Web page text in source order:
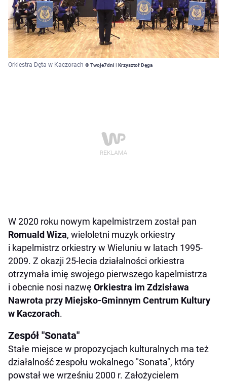
Orkiestra Dęta w Kaczorach © Twoje7dni | Krzysztof Dęga
W 2020 roku nowym kapelmistrzem został pan
Romuald Wiza, wieloletni muzyk orkiestry
i kapelmistrz orkiestry w Wieluniu w latach 1995-
2009. Z okazji 25-lecia działalności orkiestra
otrzymała imię swojego pierwszego kapelmistrza
i obecnie nosi nazwę Orkiestra im Zdzisława
Nawrota przy Miejsko-Gminnym Centrum Kultury
w Kaczorach.
Zespół "Sonata"
Stałe miejsce w propozycjach kulturalnych ma też
działalność zespołu wokalnego "Sonata", który
powstał we wrześniu 2000 r. Założycielem